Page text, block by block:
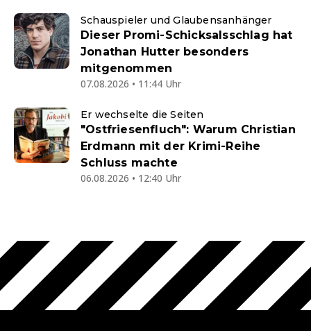
Schauspieler und Glaubensanhänger
Dieser Promi-Schicksalsschlag hat
Jonathan Hutter besonders
mitgenommen
07.08.2026 • 11:44 Uhr
Er wechselte die Seiten
"Ostfriesenfluch": Warum Christian
Erdmann mit der Krimi-Reihe
Schluss machte
06.08.2026 • 12:40 Uhr